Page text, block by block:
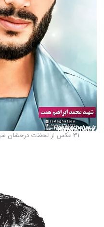
31 عکس از لحظات درخشان شهید ابراهیم همت و زیبایی های آن